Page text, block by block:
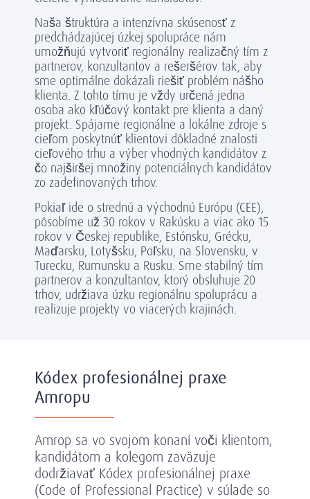
Naša štruktúra a intenzívna skúsenosť z
predchádzajúcej úzkej spolupráce nám
umožňujú vytvoriť regionálny realizačný tím z
partnerov, konzultantov a rešeršérov tak, aby
sme optimálne dokázali riešiť problém nášho
klienta. Z tohto tímu je vždy určená jedna
osoba ako kľúčový kontakt pre klienta a daný
projekt. Spájame regionálne a lokálne zdroje s
cieľom poskytnúť klientovi dôkladné znalosti
cieľového trhu a výber vhodných kandidátov z
čo najširšej množiny potenciálnych kandidátov
zo zadefinovaných trhov.
Pokiaľ ide o strednú a východnú Európu (CEE),
pôsobíme už 30 rokov v Rakúsku a viac ako 15
rokov v Českej republike, Estónsku, Grécku,
Maďarsku, Lotyšsku, Poľsku, na Slovensku, v
Turecku, Rumunsku a Rusku. Sme stabilný tím
partnerov a konzultantov, ktorý obsluhuje 20
trhov, udržiava úzku regionálnu spoluprácu a
realizuje projekty vo viacerých krajinách.
Kódex profesionálnej praxe
Amropu
Amrop sa vo svojom konaní voči klientom,
kandidátom a kolegom zaväzuje
dodržiavať Kódex profesionálnej praxe
(Code of Professional Practice) v súlade so